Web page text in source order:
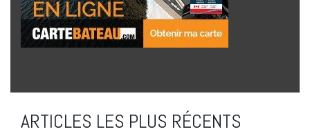
ARTICLES LES PLUS RÉCENTS